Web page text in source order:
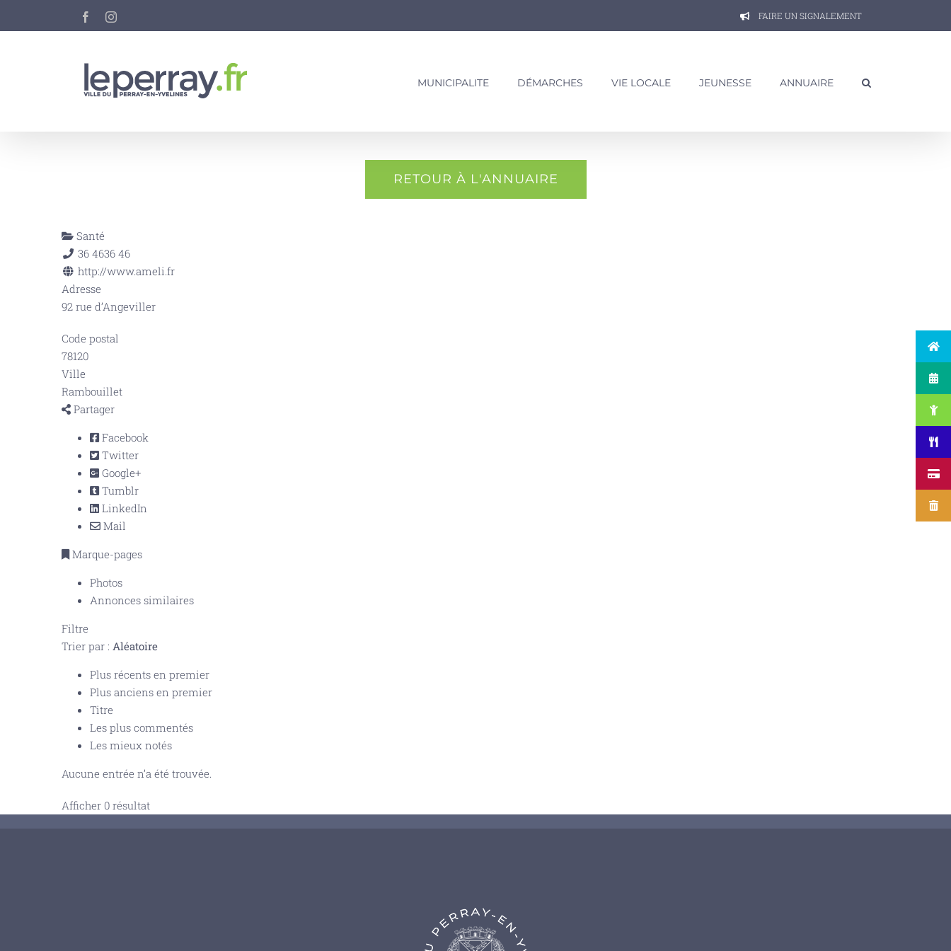
FacebookInstagram FAIRE UN SIGNALEMENT
MUNICIPALITE DÉMARCHES VIE LOCALE JEUNESSE ANNUAIRE
RETOUR À L'ANNUAIRE
Santé
36 4636 46
http://www.ameli.fr
Adresse
92 rue d’Angeviller
Code postal
78120
Ville
Rambouillet
Partager
Facebook
Twitter
Google+
Tumblr
LinkedIn
Mail
Marque-pages
Photos
Annonces similaires
Filtre
Trier par : Aléatoire
Plus récents en premier
Plus anciens en premier
Titre
Les plus commentés
Les mieux notés
Aucune entrée n’a été trouvée.
Afficher 0 résultat